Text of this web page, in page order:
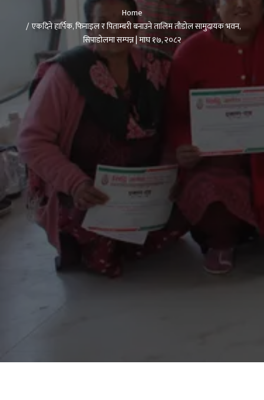
Home
एकदिने हार्पिक, फिनाइल र पिताम्बरी बनाउने तालिम तौडोल सामुदायक भवन,
सिपाडोलमा सम्पन्न | माघ १७, २०८२